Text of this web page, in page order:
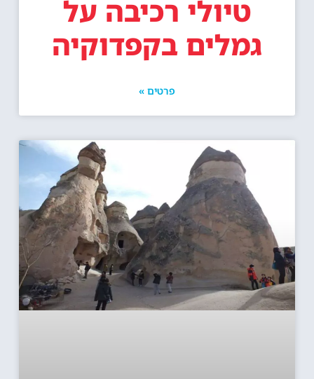
טיולי רכיבה על
גמלים בקפדוקיה
פרטים »